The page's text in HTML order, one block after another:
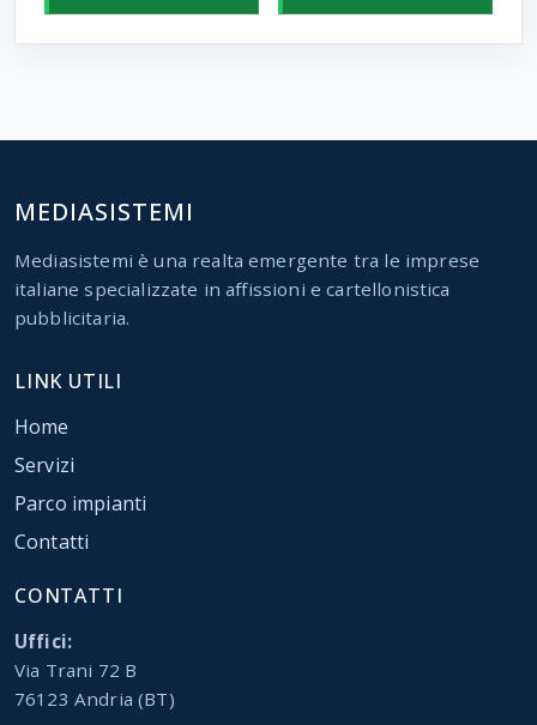
MEDIASISTEMI
Mediasistemi è una realta emergente tra le imprese
italiane specializzate in affissioni e cartellonistica
pubblicitaria.
LINK UTILI
Home
Servizi
Parco impianti
Contatti
CONTATTI
Uffici:
Via Trani 72 B
76123 Andria (BT)